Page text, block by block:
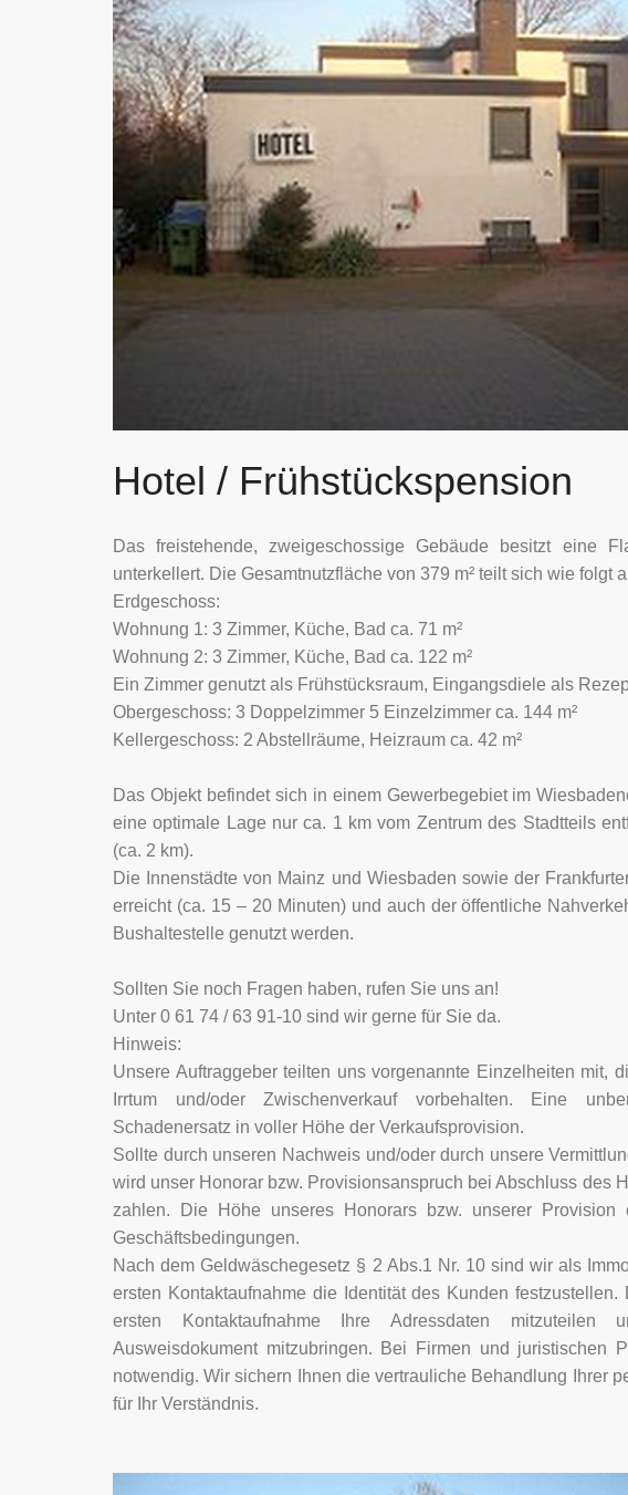
Hotel / Frühstückspension
Das freistehende, zweigeschossige Gebäude besitzt eine
unterkellert. Die Gesamtnutzfläche von 379 m² teilt sich wie folgt
Erdgeschoss:
Wohnung 1: 3 Zimmer, Küche, Bad ca. 71 m²
Wohnung 2: 3 Zimmer, Küche, Bad ca. 122 m²
Ein Zimmer genutzt als Frühstücksraum, Eingangsdiele als
Obergeschoss: 3 Doppelzimmer 5 Einzelzimmer ca. 144 m²
Kellergeschoss: 2 Abstellräume, Heizraum ca. 42 m²
Das Objekt befindet sich in einem Gewerbegebiet im
eine optimale Lage nur ca. 1 km vom Zentrum des Stadtteils
(ca. 2 km).
Die Innenstädte von Mainz und Wiesbaden sowie der
erreicht (ca. 15 – 20 Minuten) und auch der öffentliche
Bushaltestelle genutzt werden.
Sollten Sie noch Fragen haben, rufen Sie uns an!
Unter 0 61 74 / 63 91-10 sind wir gerne für Sie da.
Hinweis:
Unsere Auftraggeber teilten uns vorgenannte Einzelheiten mit,
Irrtum und/oder Zwischenverkauf vorbehalten. Eine
Schadenersatz in voller Höhe der Verkaufsprovision.
Sollte durch unseren Nachweis und/oder durch unsere
wird unser Honorar bzw. Provisionsanspruch bei Abschluss des
zahlen. Die Höhe unseres Honorars bzw. unserer
Geschäftsbedingungen.
Nach dem Geldwäschegesetz § 2 Abs.1 Nr. 10 sind wir als
ersten Kontaktaufnahme die Identität des Kunden
ersten Kontaktaufnahme Ihre Adressdaten
Ausweisdokument mitzubringen. Bei Firmen und juristischen
notwendig. Wir sichern Ihnen die vertrauliche Behandlung Ihrer
für Ihr Verständnis.